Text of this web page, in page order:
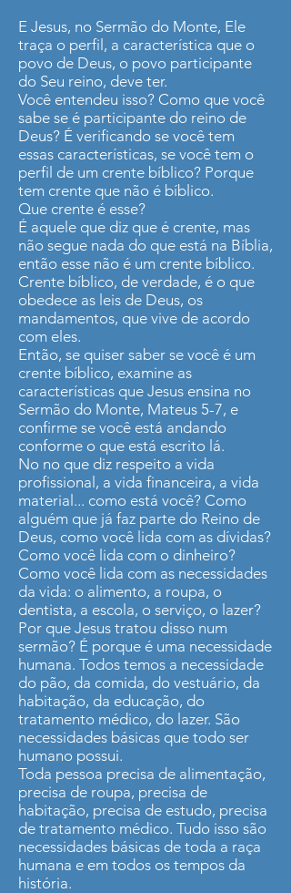
E Jesus, no Sermão do Monte, Ele
traça o perfil, a característica que o
povo de Deus, o povo participante
do Seu reino, deve ter.
Você entendeu isso? Como que você
sabe se é participante do reino de
Deus? É verificando se você tem
essas características, se você tem o
perfil de um crente bíblico? Porque
tem crente que não é bíblico.
Que crente é esse?
É aquele que diz que é crente, mas
não segue nada do que está na Bíblia,
então esse não é um crente bíblico.
Crente bíblico, de verdade, é o que
obedece as leis de Deus, os
mandamentos, que vive de acordo
com eles.
Então, se quiser saber se você é um
crente bíblico, examine as
características que Jesus ensina no
Sermão do Monte, Mateus 5-7, e
confirme se você está andando
conforme o que está escrito lá.
No no que diz respeito a vida
profissional, a vida financeira, a vida
material... como está você? Como
alguém que já faz parte do Reino de
Deus, como você lida com as dívidas?
Como você lida com o dinheiro?
Como você lida com as necessidades
da vida: o alimento, a roupa, o
dentista, a escola, o serviço, o lazer?
Por que Jesus tratou disso num
sermão? É porque é uma necessidade
humana. Todos temos a necessidade
do pão, da comida, do vestuário, da
habitação, da educação, do
tratamento médico, do lazer. São
necessidades básicas que todo ser
humano possui.
Toda pessoa precisa de alimentação,
precisa de roupa, precisa de
habitação, precisa de estudo, precisa
de tratamento médico. Tudo isso são
necessidades básicas de toda a raça
humana e em todos os tempos da
história.